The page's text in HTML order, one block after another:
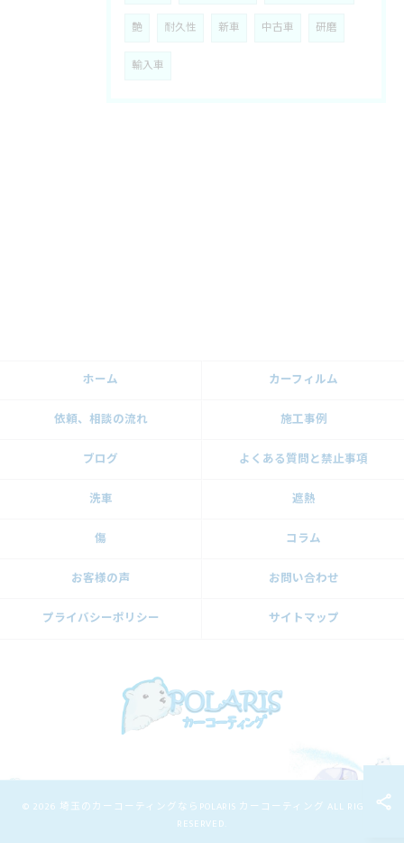
艶 耐久性 新車 中古車 研磨
輸入車
ホーム カーフィルム
依頼、相談の流れ 施工事例
ブログ よくある質問と禁止事項
洗車 遮熱
傷 コラム
お客様の声 お問い合わせ
プライバシーポリシー サイトマップ
© 2026 埼玉のカーコーティングならPOLARIS カーコーティング ALL RIGHTS
RESERVED.